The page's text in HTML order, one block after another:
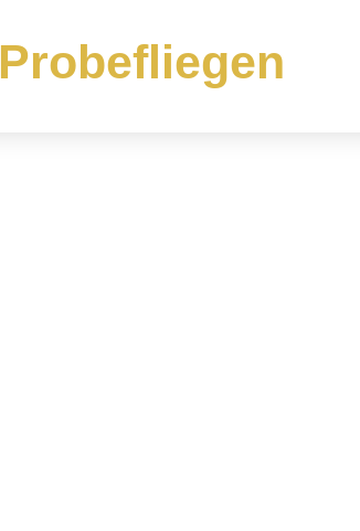
Probefliegen